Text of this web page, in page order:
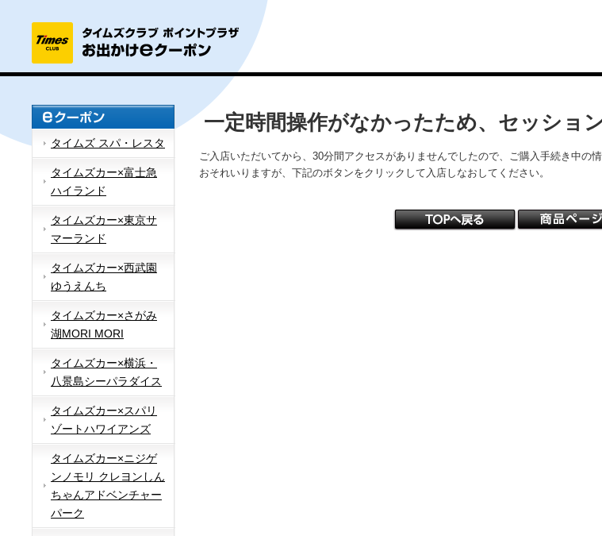
タイムズ スパ・レスタ
タイムズカー×富士急
ハイランド
タイムズカー×東京サ
マーランド
タイムズカー×西武園
ゆうえんち
タイムズカー×さがみ
湖MORI MORI
タイムズカー×横浜・
八景島シーパラダイス
タイムズカー×スパリ
ゾートハワイアンズ
タイムズカー×ニジゲ
ンノモリ クレヨンしん
ちゃんアドベンチャー
パーク
一定時間操作がなかったため、セッショ
ご入店いただいてから、30分間アクセスがありませんでしたので、ご購入手続き中の情
おそれいりますが、下記のボタンをクリックして入店しなおしてください。